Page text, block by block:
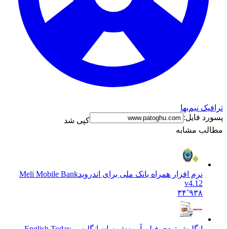
ترافیک نیم‌بها
پسورد فایل:
کپی شد
مطالب مشابه
نرم افزار همراه بانک ملی برای اندرویدMeli Mobile Bank
v4.12
۳۴٬۹۳۸